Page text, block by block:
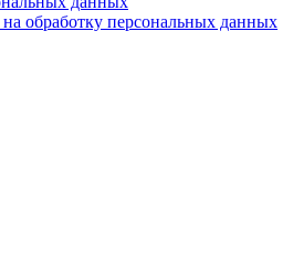
на обработку персональных данных